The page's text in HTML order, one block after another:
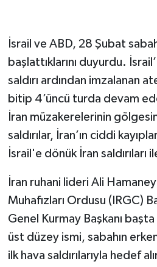
İsrail ve ABD, 28 Şubat
başlattıklarını duyurdu.
saldırı ardından imzalanan
bitip 4’üncü turda devam
İran müzakerelerinin
saldırılar, İran’ın ciddi
İsrail'e dönük İran saldırıları
İran ruhani lideri Ali
Muhafızları Ordusu (IRGC)
Genel Kurmay Başkanı
üst düzey ismi, sabahın
ilk hava saldırılarıyla hedef